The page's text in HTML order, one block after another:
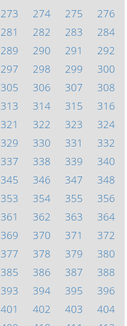
273 274 275
276
281 282 283
284
289 290 291
292
297 298 299
300
305 306 307
308
313 314 315
316
321 322 323
324
329 330 331
332
337 338 339
340
345 346 347
348
353 354 355
356
361 362 363
364
369 370 371
372
377 378 379
380
385 386 387
388
393 394 395
396
401 402 403
404